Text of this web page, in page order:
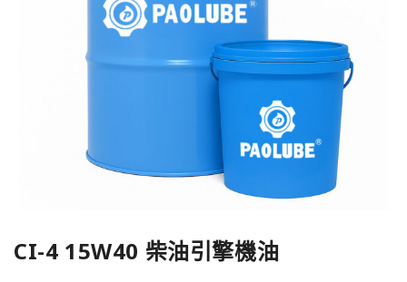
CI-4 15W40 柴油引擎機油